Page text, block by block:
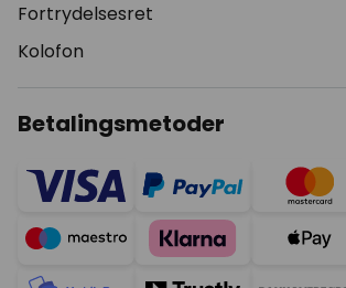
Fortrydelsesret
Kolofon
Betalingsmetoder